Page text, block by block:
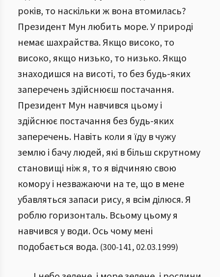
років, то наскільки ж вона втомилась?
Президент Мун любить море. У природі
немає шахрайства. Якщо високо, то
високо, якщо низько, то низько. Якщо
знаходишся на висоті, то без будь-яких
заперечень здійснюєш постачання.
Президент Мун навчився цьому і
здійснює постачання без будь-яких
заперечень. Навіть коли я їду в чужу
землю і бачу людей, які в більш скрутному
становищі ніж я, то я відчиняю свою
комору і незважаючи на те, що в мене
убавляться запаси рису, я всім ділюся. Я
роблю горизонталь. Всьому цьому я
навчився у води. Ось чому мені
подобається вода. (300-141, 02.03.1999)